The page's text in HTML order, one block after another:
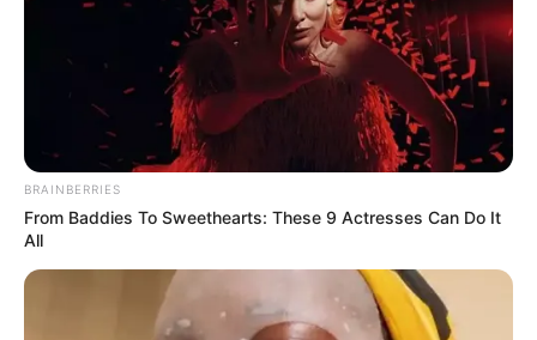
Az újságíró egy másik bejegyzésében arról ír,már
gyerekként, a háború közepén megfogadta, hogy
ha túléli a borzalmakat, többé semmi sem tudja
megingatni belső békéjét
BRAINBERRIES
From Baddies To Sweethearts: These 9 Actresses Can Do It
All